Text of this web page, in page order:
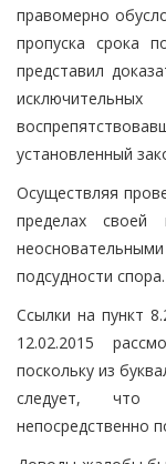
правомерно
пропуска срока
представил
установленный
Осуществляя
пределах своей
подсудности спора.
Ссылки на пункт
12.02.2015
поскольку из
следует, что
непосредственно